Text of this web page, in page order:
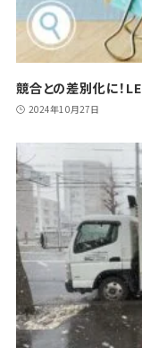
競合との差別化に！
2024年10月27日